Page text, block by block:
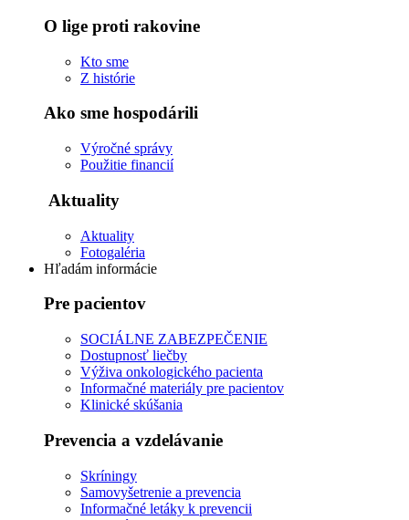
O lige proti rakovine
Kto sme
Z histórie
Ako sme hospodárili
Výročné správy
Použitie financií
Aktuality
Aktuality
Fotogaléria
Hľadám informácie
Pre pacientov
SOCIÁLNE ZABEZPEČENIE
Dostupnosť liečby
Výživa onkologického pacienta
Informačné materiály pre pacientov
Klinické skúšania
Prevencia a vzdelávanie
Skríningy
Samovyšetrenie a prevencia
Informačné letáky k prevencii